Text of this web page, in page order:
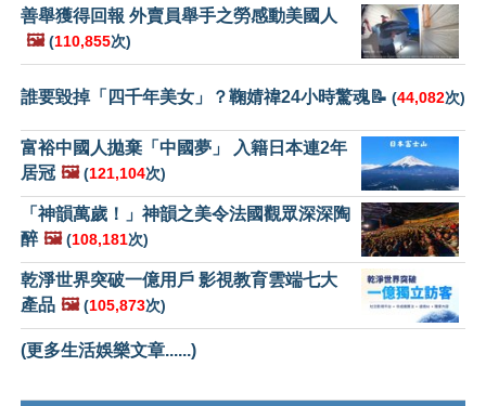
善舉獲得回報 外賣員舉手之勞感動美國人
🖼️ (110,855次)
誰要毀掉「四千年美女」？鞠婧禕24小時驚魂📝 (44,082次)
富裕中國人拋棄「中國夢」 入籍日本連2年
居冠 🖼️ (121,104次)
「神韻萬歲！」神韻之美令法國觀眾深深陶
醉 🖼️ (108,181次)
乾淨世界突破一億用戶 影視教育雲端七大
產品 🖼️ (105,873次)
(更多生活娛樂文章......)